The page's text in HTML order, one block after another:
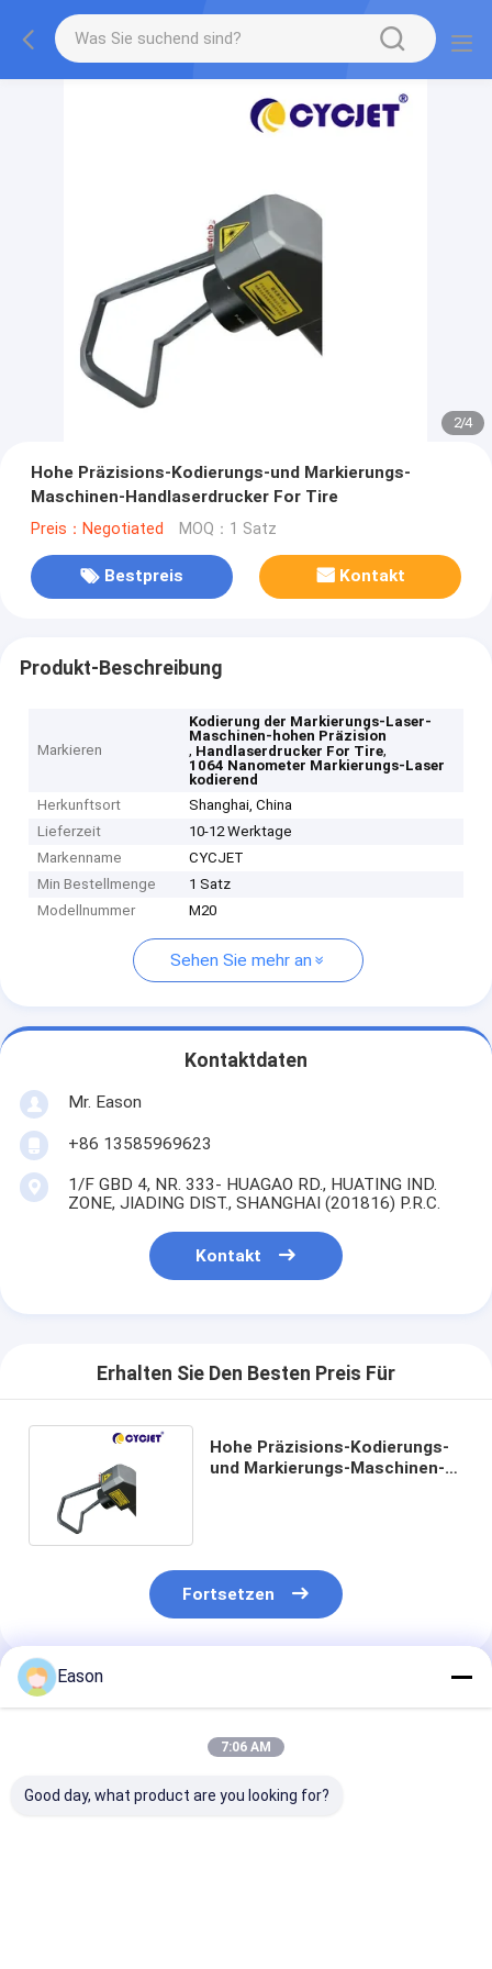
2/4
Hohe Präzisions-Kodierungs-und Markierungs-
Maschinen-Handlaserdrucker For Tire
Preis：Negotiated MOQ：1 Satz
Bestpreis Kontakt
Produkt-Beschreibung
Markieren
Kodierung der Markierungs-Laser-
Maschinen-hohen Präzision
, Handlaserdrucker For Tire,
1064 Nanometer Markierungs-Laser
kodierend
Herkunftsort
Shanghai, China
Lieferzeit
10-12 Werktage
Markenname
CYCJET
Min Bestellmenge
1 Satz
Modellnummer
M20
Sehen Sie mehr an
Kontaktdaten
Mr. Eason
+86 13585969623
1/F GBD 4, NR. 333- HUAGAO RD., HUATING IND.
ZONE, JIADING DIST., SHANGHAI (201816) P.R.C.
Kontakt
Erhalten Sie Den Besten Preis Für
Hohe Präzisions-Kodierungs-
und Markierungs-Maschinen-
Fortsetzen
Empfohlene Produkte
Eason
7:06 AM
Good day, what product are you looking for?